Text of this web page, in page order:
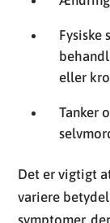
Tanker
Det er vigtigt
symptomer,
har mistanke
professionel
nøglen til en